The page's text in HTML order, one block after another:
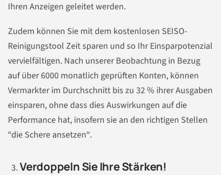
Ihren Anzeigen geleitet werden.
Zudem können Sie mit dem kostenlosen SEISO-
Reinigungstool Zeit sparen und so Ihr Einsparpotenzial
vervielfältigen. Nach unserer Beobachtung in Bezug
auf über 6000 monatlich geprüften Konten, können
Vermarkter im Durchschnitt bis zu 32 % ihrer Ausgaben
einsparen, ohne dass dies Auswirkungen auf die
Performance hat, insofern sie an den richtigen Stellen
“die Schere ansetzen“.
Verdoppeln Sie Ihre Stärken!